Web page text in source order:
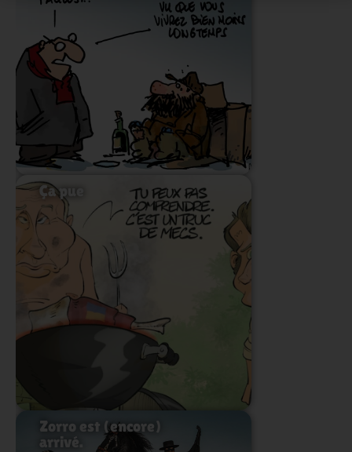
Lire l'article
Ça pue
Lire l'article
Zorro est (encore)
arrivé.